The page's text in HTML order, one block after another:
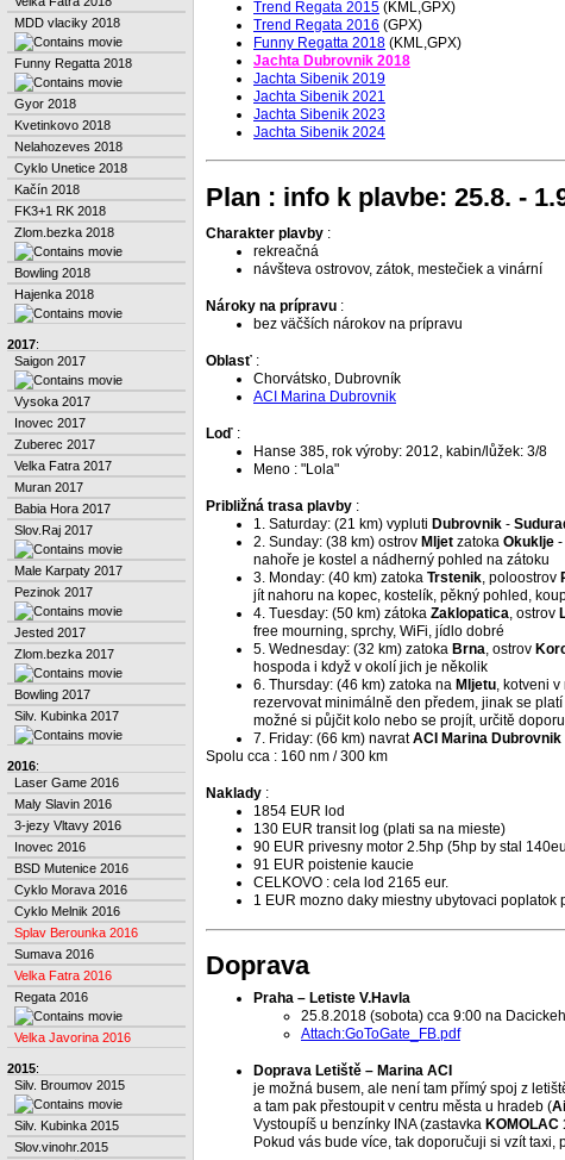
MDD vlaciky 2018
Funny Regatta 2018
Gyor 2018
Kvetinkovo 2018
Nelahozeves 2018
Cyklo Unetice 2018
Kačín 2018
FK3+1 RK 2018
Zlom.bezka 2018
Bowling 2018
Hajenka 2018
2017:
Saigon 2017
Vysoka 2017
Inovec 2017
Zuberec 2017
Velka Fatra 2017
Muran 2017
Babia Hora 2017
Slov.Raj 2017
Male Karpaty 2017
Pezinok 2017
Jested 2017
Zlom.bezka 2017
Bowling 2017
Silv. Kubinka 2017
2016:
Laser Game 2016
Maly Slavin 2016
3-jezy Vltavy 2016
Inovec 2016
BSD Mutenice 2016
Cyklo Morava 2016
Cyklo Melnik 2016
Splav Berounka 2016
Sumava 2016
Velka Fatra 2016
Regata 2016
Velka Javorina 2016
2015:
Silv. Broumov 2015
Silv. Kubinka 2015
Slov.vinohr.2015
Trend Regata 2015 (KML,GPX)
Trend Regata 2016 (GPX)
Funny Regatta 2018 (KML,GPX)
Jachta Dubrovnik 2018
Jachta Sibenik 2019
Jachta Sibenik 2021
Jachta Sibenik 2023
Jachta Sibenik 2024
Plan : info k plavbe: 25.8. -
Charakter plavby :
rekreačná
návšteva ostrovov, zátok, mestečiek a vinární
Nároky na prípravu :
bez väčších nárokov na prípravu
Oblasť :
Chorvátsko, Dubrovník
ACI Marina Dubrovnik
Loď :
Hanse 385, rok výroby: 2012, kabin/lůžek: 3/8
Meno : "Lola"
Približná trasa plavby :
1. Saturday: (21 km) vypluti Dubrovnik -
2. Sunday: (38 km) ostrov Mljet zatoka Okuklje -
nahoře je kostel a nádherný pohled na zátoku
3. Monday: (40 km) zatoka Trstenik, poloostrov
jít nahoru na kopec, kostelík, pěkný pohled,
4. Tuesday: (50 km) zátoka Zaklopatica, ostrov
free mourning, sprchy, WiFi, jídlo dobré
5. Wednesday: (32 km) zatoka Brna, ostrov
hospoda i když v okolí jich je několik
6. Thursday: (46 km) zatoka na Mljetu, kotveni
rezervovat minimálně den předem, jinak se
možné si půjčit kolo nebo se projít, určitě
7. Friday: (66 km) navratACI Marina Dubrovnik
Spolu cca : 160 nm / 300 km
Naklady :
1854 EUR lod
130 EUR transit log (plati sa na mieste)
90 EUR privesny motor 2.5hp (5hp by stal
91 EUR poistenie kaucie
CELKOVO : cela lod 2165 eur.
1 EUR mozno daky miestny ubytovaci poplatok
Doprava
Praha – Letiste V.Havla
25.8.2018 (sobota) cca 9:00 na
Attach:GoToGate_FB.pdf
Doprava Letiště – Marina ACI
je možná busem, ale není tam přímý spoj z
a tam pak přestoupit v centru města u hradeb (
Vystoupíš u benzínky INA (zastavka KOMOLAC
Pokud vás bude více, tak doporučuji si vzít